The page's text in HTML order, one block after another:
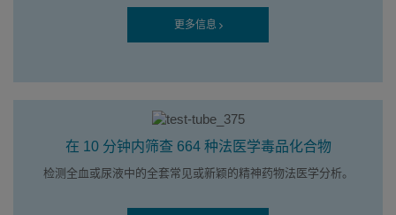
更多信息
在 10 分钟内筛查 664 种法医学毒品化合物
检测全血或尿液中的全套常见或新颖的精神药物法医学分析。